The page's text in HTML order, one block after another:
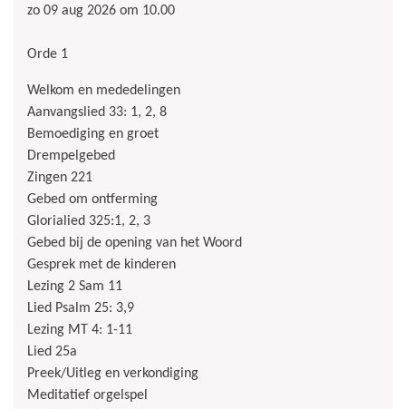
zo 09 aug 2026 om 10.00
Orde 1
Welkom en mededelingen
Aanvangslied 33: 1, 2, 8
Bemoediging en groet
Drempelgebed
Zingen 221
Gebed om ontferming
Glorialied 325:1, 2, 3
Gebed bij de opening van het Woord
Gesprek met de kinderen
Lezing 2 Sam 11
Lied Psalm 25: 3,9
Lezing MT 4: 1-11
Lied 25a
Preek/Uitleg en verkondiging
Meditatief orgelspel